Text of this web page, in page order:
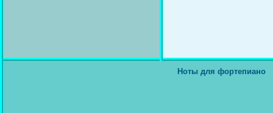
Ноты для фортепиано